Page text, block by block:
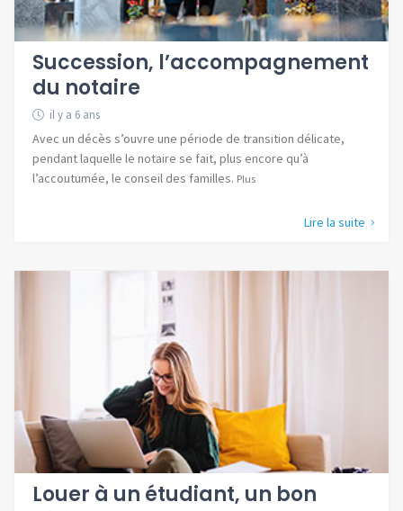
Succession, l’accompagnement
du notaire
il y a 6 ans
Avec un décès s’ouvre une période de transition délicate,
pendant laquelle le notaire se fait, plus encore qu’à
l’accoutumée, le conseil des familles. Plus
Lire la suite
Louer à un étudiant, un bon